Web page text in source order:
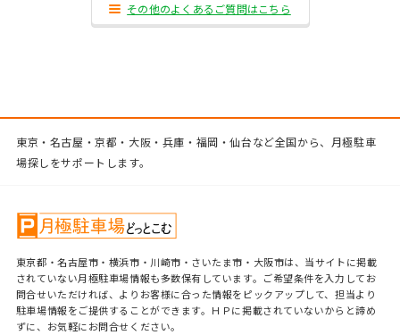
その他のよくあるご質問はこちら
東京・名古屋・京都・大阪・兵庫・福岡・仙台など全国から、月極駐車
場探しをサポートします。
東京都・名古屋市・横浜市・川崎市・さいたま市・大阪市は、当サイトに掲載
されていない月極駐車場情報も多数保有しています。ご希望条件を入力してお
問合せいただければ、よりお客様に合った情報をピックアップして、担当より
駐車場情報をご提供することができます。ＨＰに掲載されていないからと諦め
ずに、お気軽にお問合せください。